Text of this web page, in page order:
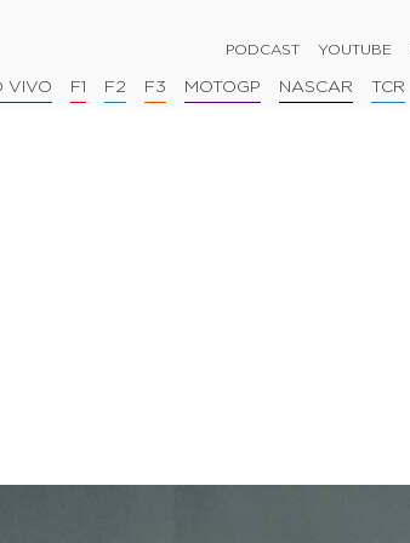
PODCAST YOUTUBE
VIVO F1 F2 F3 MOTOGP NASCAR TCR